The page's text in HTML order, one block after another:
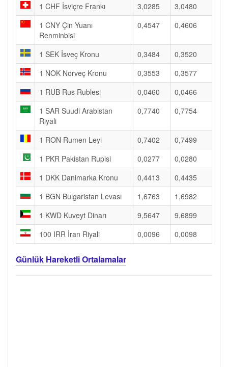
1 CHF İsviçre Frankı
3,0285
3,0480
1 CNY Çin Yuanı
Renminbisi
0,4547 0,4606
1 SEK İsveç Kronu 0,3484
0,3520
1 NOK Norveç Kronu
0,3553
0,3577
1 RUB Rus Rublesi
0,0460
0,0466
1 SAR Suudi Arabistan
Riyali
0,7740 0,7754
1 RON Rumen Leyi 0,7402
0,7499
1 PKR Pakistan Rupisi
0,0277
0,0280
1 DKK Danimarka Kronu
0,4413
0,4435
1 BGN Bulgaristan Levası
1,6763
1,6982
1 KWD Kuveyt Dinarı
9,5647
9,6899
100 IRR İran Riyali
0,0096 0,0098
Günlük Hareketli Ortalamalar